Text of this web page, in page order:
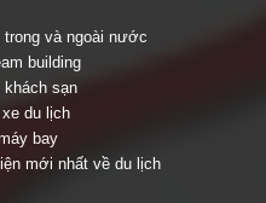
và ngoài nước
building
sạn
du lịch
bay
mới nhất về du lịch